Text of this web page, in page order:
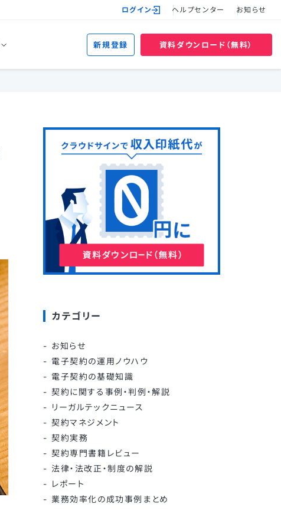
ログイン ヘルプセンター お知らせ
新規登録 資料ダウンロード（無料）
カテゴリー
お知らせ
電子契約の運用ノウハウ
電子契約の基礎知識
契約に関する事例・判例・解説
リーガルテックニュース
契約マネジメント
契約実務
契約専門書籍レビュー
法律・法改正・制度の解説
レポート
業務効率化の成功事例まとめ